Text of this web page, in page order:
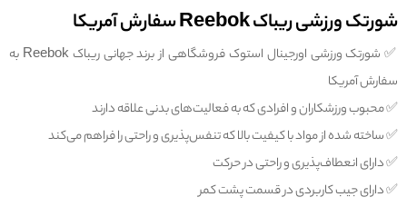
شورتک ورزشی ریباک Reebok سفارش آمریکا
✅️ شورتک ورزشی اورجینال استوک فروشگاهی از برند جهانی ریباک Reebok به
سفارش آمریکا
✅️ محبوب ورزشکاران و افرادی که به فعالیت‌های بدنی علاقه دارند
✅️ ساخته شده از مواد با کیفیت بالا که تنفس‌پذیری و راحتی را فراهم می‌کند
✅️ دارای انعطاف‌پذیری و راحتی در حرکت
✅️ دارای جیب کاربردی در قسمت پشت کمر